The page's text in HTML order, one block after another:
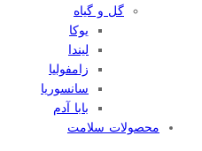
گل و گیاه
یوکا
لیندا
زامفولیا
سانسوریا
بابا آدم
محصولات سلامت